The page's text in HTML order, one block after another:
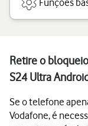
Funções
Retire o
S24 Ultra
Se o telefone
Vodafone, é